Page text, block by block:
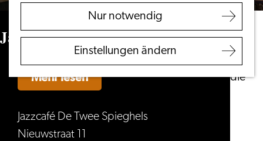
Nur notwendig
Einstellungen ändern
Touristeninformation
Leiden
Entdecken Sie die
Jazz & Wein Café De Twee Spieghels
Jazzcafé De Twee Spieghels
Nieuwstraat 11
Mehr lesen